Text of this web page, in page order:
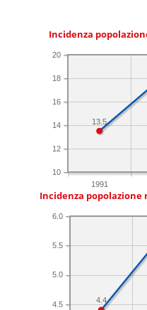
Incidenza
1991
10
12
14
16
18
20
13.5
Incidenza popolazione
4.5
5.0
5.5
6.0
4.4